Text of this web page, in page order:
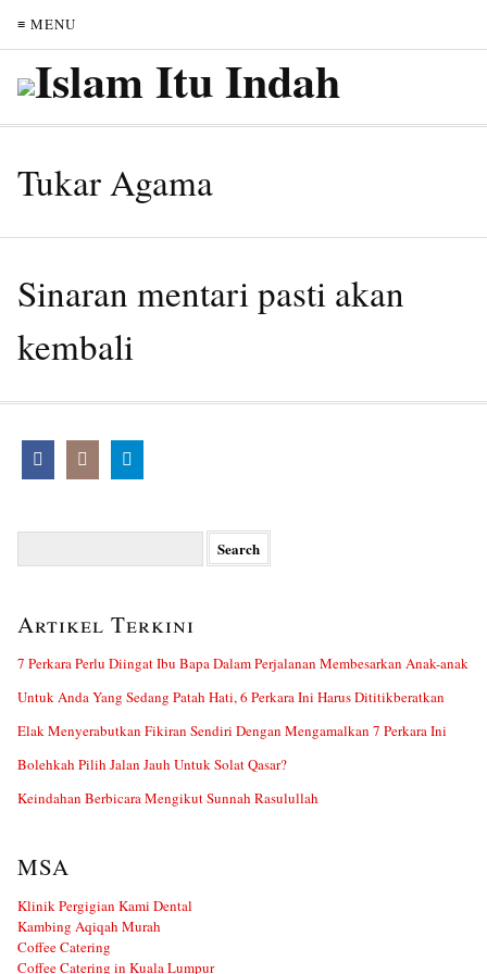
≡ MENU
Tukar Agama
Sinaran mentari pasti akan
kembali
Artikel Terkini
7 Perkara Perlu Diingat Ibu Bapa Dalam Perjalanan Membesarkan Anak-anak
Untuk Anda Yang Sedang Patah Hati, 6 Perkara Ini Harus Dititikberatkan
Elak Menyerabutkan Fikiran Sendiri Dengan Mengamalkan 7 Perkara Ini
Bolehkah Pilih Jalan Jauh Untuk Solat Qasar?
Keindahan Berbicara Mengikut Sunnah Rasulullah
MSA
Klinik Pergigian Kami Dental
Kambing Aqiqah Murah
Coffee Catering
Coffee Catering in Kuala Lumpur